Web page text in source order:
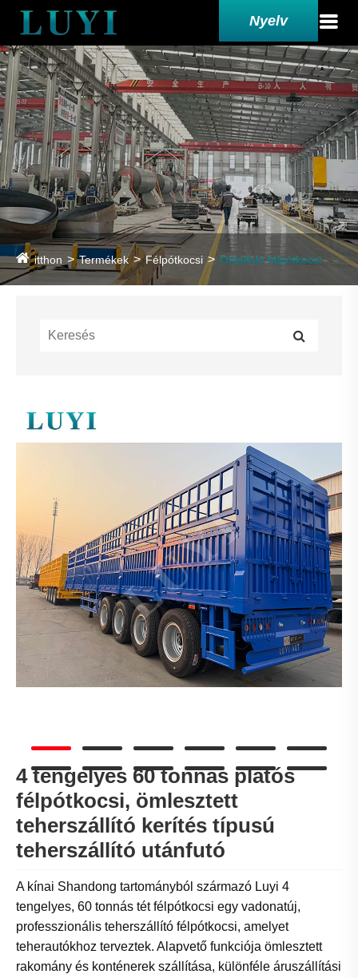
Nyelv
itthon Termékek Félpótkocsi Oldalfalú félpótkocsi
4 tengelyes 60 tonnás platós
félpótkocsi, ömlesztett
teherszállító kerítés típusú
teherszállító utánfutó
A kínai Shandong tartományból származó Luyi 4
tengelyes, 60 tonnás tét félpótkocsi egy vadonatúj,
professzionális teherszállító félpótkocsi, amelyet
teherautókhoz terveztek. Alapvető funkciója ömlesztett
rakomány és konténerek szállítása, különféle áruszállítási